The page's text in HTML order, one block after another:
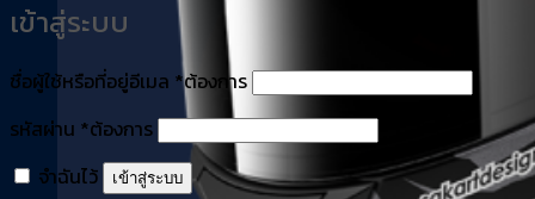
เข้าสู่ระบบ
ชื่อผู้ใช้หรือที่อยู่อีเมล *ต้องการ
รหัสผ่าน *ต้องการ
จำฉันไว้
เข้าสู่ระบบ